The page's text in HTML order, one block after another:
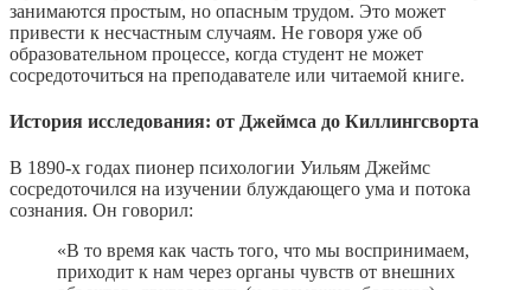
занимаются простым, но опасным трудом. Это может
привести к несчастным случаям. Не говоря уже об
образовательном процессе, когда студент не может
сосредоточиться на преподавателе или читаемой книге.
История исследования: от Джеймса до Киллингсворта
В 1890-х годах пионер психологии Уильям Джеймс
сосредоточился на изучении блуждающего ума и потока
сознания. Он говорил:
«В то время как часть того, что мы воспринимаем,
приходит к нам через органы чувств от внешних